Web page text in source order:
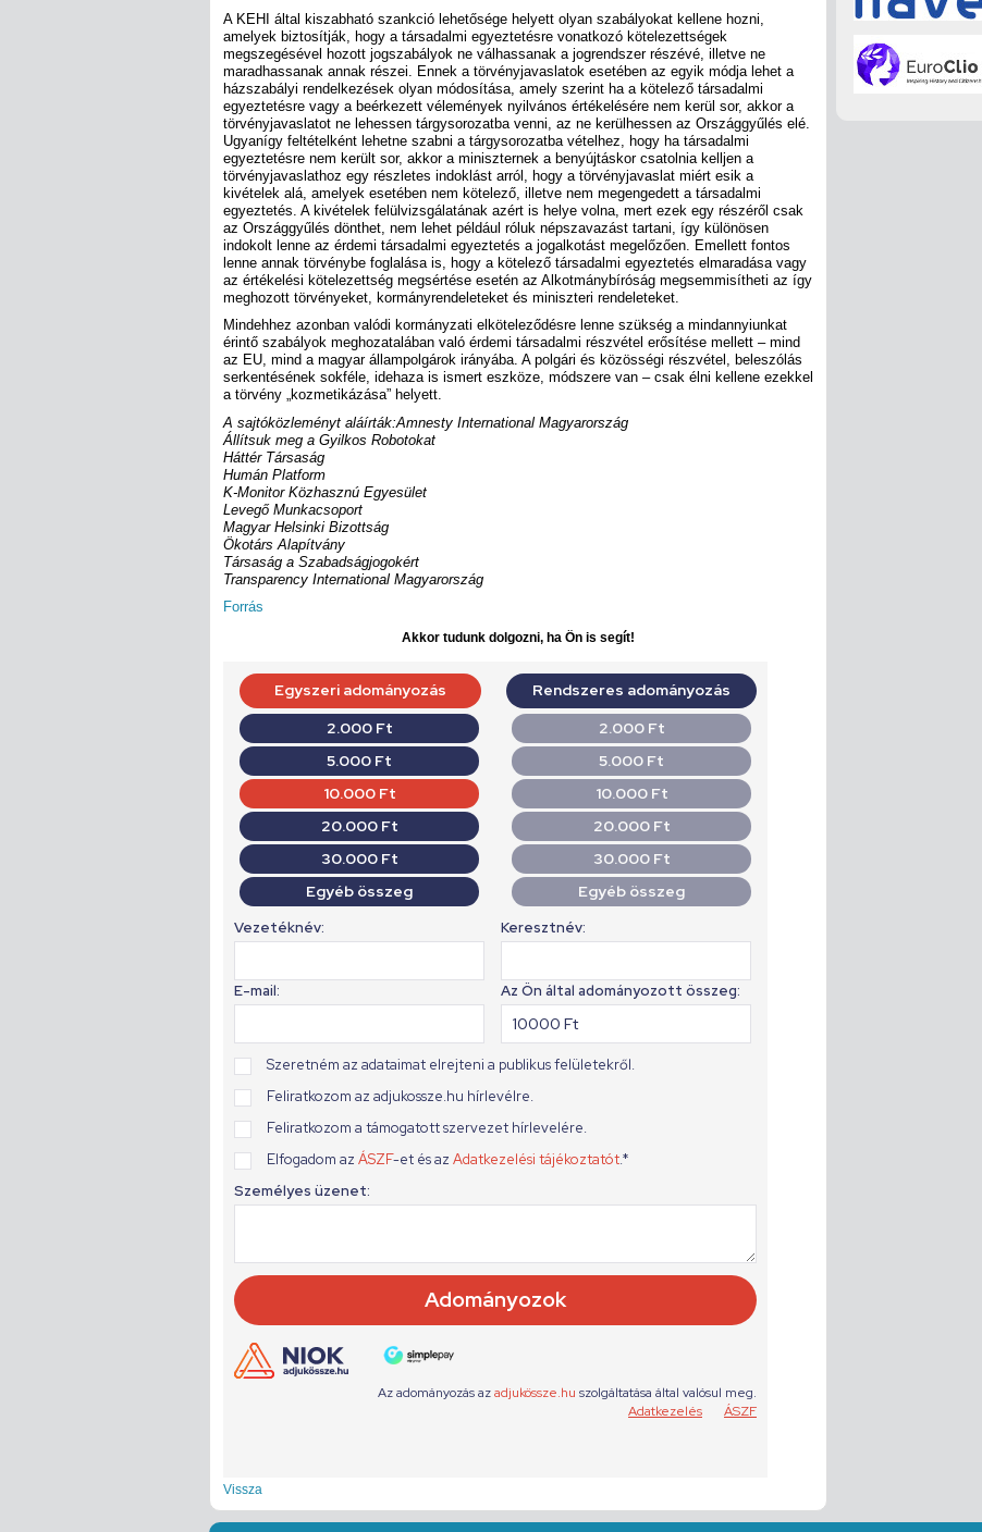
A KEHI által kiszabható szankció lehetősége helyett olyan szabályokat kellene hozni,
amelyek biztosítják, hogy a társadalmi egyeztetésre vonatkozó kötelezettségek
megszegésével hozott jogszabályok ne válhassanak a jogrendszer részévé, illetve ne
maradhassanak annak részei. Ennek a törvényjavaslatok esetében az egyik módja lehet a
házszabályi rendelkezések olyan módosítása, amely szerint ha a kötelező társadalmi
egyeztetésre vagy a beérkezett vélemények nyilvános értékelésére nem kerül sor, akkor a
törvényjavaslatot ne lehessen tárgysorozatba venni, az ne kerülhessen az Országgyűlés elé.
Ugyanígy feltételként lehetne szabni a tárgysorozatba vételhez, hogy ha társadalmi
egyeztetésre nem került sor, akkor a miniszternek a benyújtáskor csatolnia kelljen a
törvényjavaslathoz egy részletes indoklást arról, hogy a törvényjavaslat miért esik a
kivételek alá, amelyek esetében nem kötelező, illetve nem megengedett a társadalmi
egyeztetés. A kivételek felülvizsgálatának azért is helye volna, mert ezek egy részéről csak
az Országgyűlés dönthet, nem lehet például róluk népszavazást tartani, így különösen
indokolt lenne az érdemi társadalmi egyeztetés a jogalkotást megelőzően. Emellett fontos
lenne annak törvénybe foglalása is, hogy a kötelező társadalmi egyeztetés elmaradása vagy
az értékelési kötelezettség megsértése esetén az Alkotmánybíróság megsemmisítheti az így
meghozott törvényeket, kormányrendeleteket és miniszteri rendeleteket.
Mindehhez azonban valódi kormányzati elköteleződésre lenne szükség a mindannyiunkat
érintő szabályok meghozatalában való érdemi társadalmi részvétel erősítése mellett – mind
az EU, mind a magyar állampolgárok irányába. A polgári és közösségi részvétel, beleszólás
serkentésének sokféle, idehaza is ismert eszköze, módszere van – csak élni kellene ezekkel
a törvény „kozmetikázása” helyett.
A sajtóközleményt aláírták:Amnesty International Magyarország
Állítsuk meg a Gyilkos Robotokat
Háttér Társaság
Humán Platform
K-Monitor Közhasznú Egyesület
Levegő Munkacsoport
Magyar Helsinki Bizottság
Ökotárs Alapítvány
Társaság a Szabadságjogokért
Transparency International Magyarország
Forrás
Akkor tudunk dolgozni, ha Ön is segít!
Vissza